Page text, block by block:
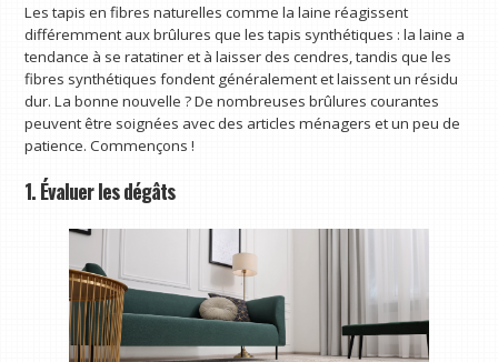
Les tapis en fibres naturelles comme la laine réagissent
différemment aux brûlures que les tapis synthétiques : la laine a
tendance à se ratatiner et à laisser des cendres, tandis que les
fibres synthétiques fondent généralement et laissent un résidu
dur. La bonne nouvelle ? De nombreuses brûlures courantes
peuvent être soignées avec des articles ménagers et un peu de
patience. Commençons !
1. Évaluer les dégâts